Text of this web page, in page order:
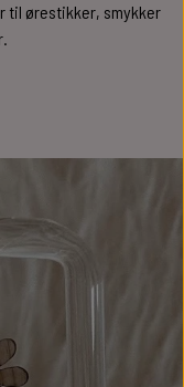
til ørestikker, smykker